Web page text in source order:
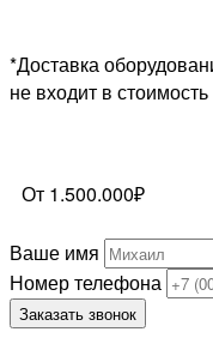
*Доставка
не входит в стоимость
От 1.500.000₽
Ваше имя
Номер телефона
Заказать звонок